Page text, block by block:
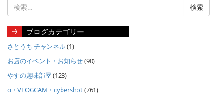
ブログカテゴリー
さとうち チャンネル(1)
お店のイベント・お知らせ(90)
やすの趣味部屋 (128)
α・VLOGCAM・cybershot(761)